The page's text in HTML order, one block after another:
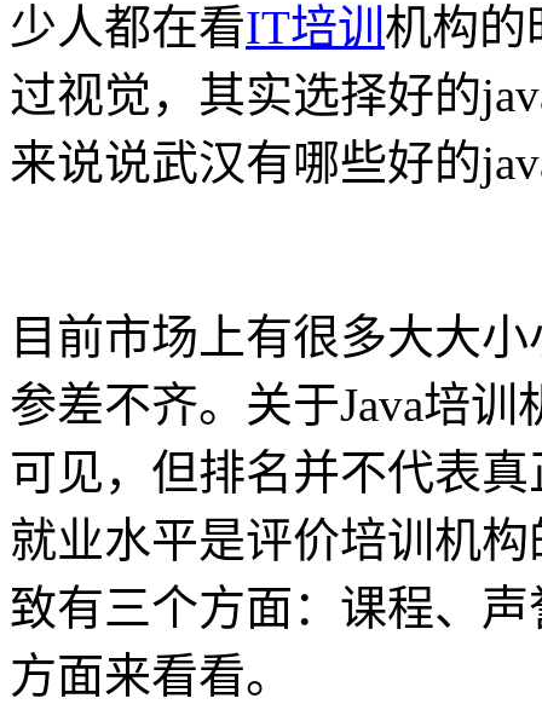
少人都在看IT培训 机构的
过视觉，其实选择好的
来说说武汉有哪些好的
目前市场上有很多大大
参差不齐。关于Java培
可见，但排名并不代表
就业水平是评价培训机
致有三个方面：课程、
方面来看看。